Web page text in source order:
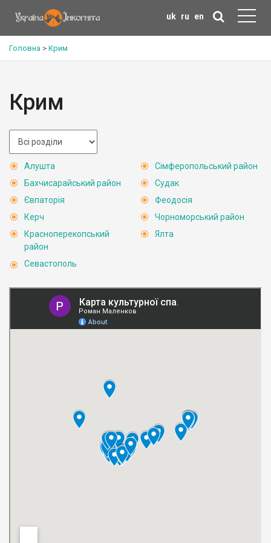
uk ru en
Головна > Крим
Крим
Алушта
Бахчисарайський район
Євпаторія
Керч
Красноперекопський
район
Севастополь
Сімферопольський район
Судак
Феодосія
Чорноморський район
Ялта